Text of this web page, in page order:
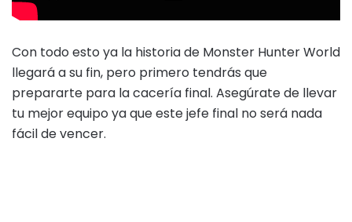
Con todo esto ya la historia de Monster Hunter World
llegará a su fin, pero primero tendrás que
prepararte para la cacería final. Asegúrate de llevar
tu mejor equipo ya que este jefe final no será nada
fácil de vencer.